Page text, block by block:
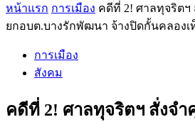
หน้าแรก การเมือง คดีที่ 2! ศาลทุจริตฯ
ยกอบต.บางรักพัฒนา จ้างปิดกั้นคลองเ
การเมือง
สังคม
คดีที่ 2! ศาลทุจริตฯ สั่งจำ